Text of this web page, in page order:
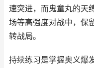
速突进，而鬼童丸的天
场等高强度对战中，保
转战局。
持续练习是掌握奥义爆